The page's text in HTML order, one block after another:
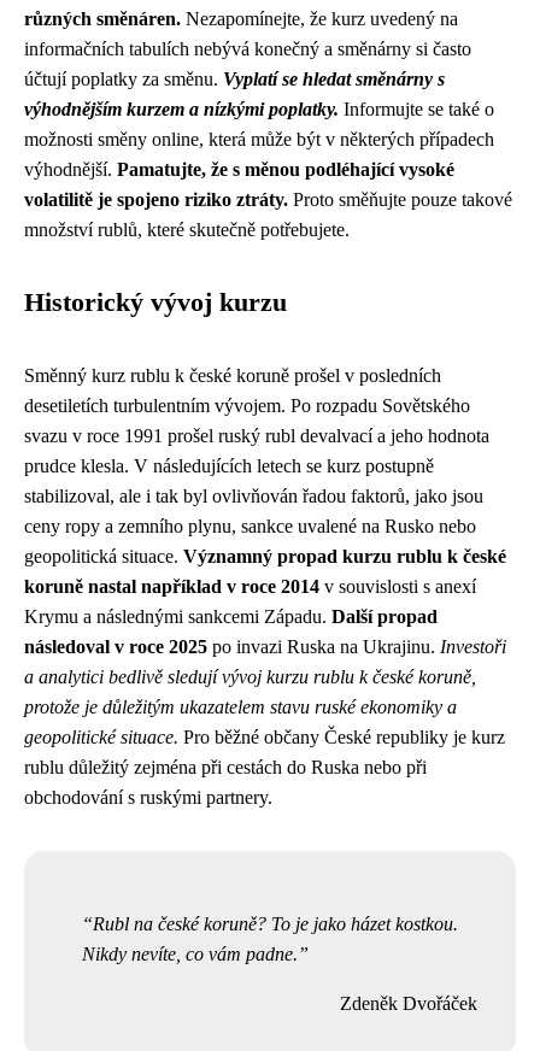
různých směnáren. Nezapomínejte, že kurz uvedený na
informačních tabulích nebývá konečný a směnárny si často
účtují poplatky za směnu. Vyplatí se hledat směnárny s
výhodnějším kurzem a nízkými poplatky. Informujte se také o
možnosti směny online, která může být v některých případech
výhodnější. Pamatujte, že s měnou podléhající vysoké
volatilitě je spojeno riziko ztráty. Proto směňujte pouze takové
množství rublů, které skutečně potřebujete.
Historický vývoj kurzu
Směnný kurz rublu k české koruně prošel v posledních
desetiletích turbulentním vývojem. Po rozpadu Sovětského
svazu v roce 1991 prošel ruský rubl devalvací a jeho hodnota
prudce klesla. V následujících letech se kurz postupně
stabilizoval, ale i tak byl ovlivňován řadou faktorů, jako jsou
ceny ropy a zemního plynu, sankce uvalené na Rusko nebo
geopolitická situace. Významný propad kurzu rublu k české
koruně nastal například v roce 2014 v souvislosti s anexí
Krymu a následnými sankcemi Západu. Další propad
následoval v roce 2025 po invazi Ruska na Ukrajinu. Investoři
a analytici bedlivě sledují vývoj kurzu rublu k české koruně,
protože je důležitým ukazatelem stavu ruské ekonomiky a
geopolitické situace. Pro běžné občany České republiky je kurz
rublu důležitý zejména při cestách do Ruska nebo při
obchodování s ruskými partnery.
Rubl na české koruně? To je jako házet kostkou.
Nikdy nevíte, co vám padne.
Zdeněk Dvořáček